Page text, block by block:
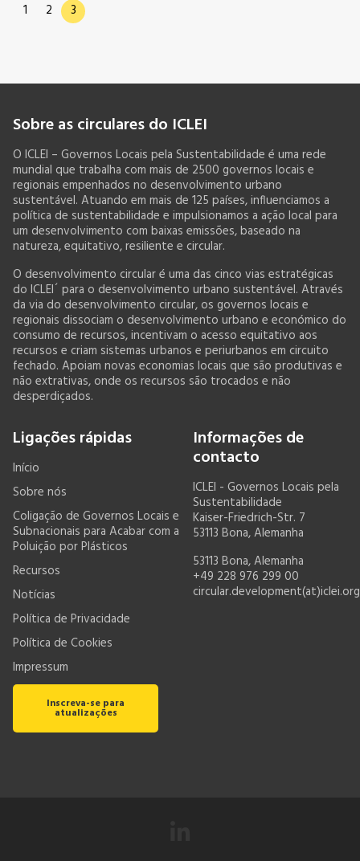
1 2 3
Sobre as circulares do ICLEI
O ICLEI – Governos Locais pela Sustentabilidade é uma rede
mundial que trabalha com mais de 2500 governos locais e
regionais empenhados no desenvolvimento urbano
sustentável. Atuando em mais de 125 países, influenciamos a
política de sustentabilidade e impulsionamos a ação local para
um desenvolvimento com baixas emissões, baseado na
natureza, equitativo, resiliente e circular.
O desenvolvimento circular é uma das cinco vias estratégicas
do ICLEI´ para o desenvolvimento urbano sustentável. Através
da via do desenvolvimento circular, os governos locais e
regionais dissociam o desenvolvimento urbano e económico do
consumo de recursos, incentivam o acesso equitativo aos
recursos e criam sistemas urbanos e periurbanos em circuito
fechado. Apoiam novas economias locais que são produtivas e
não extrativas, onde os recursos são trocados e não
desperdiçados.
Ligações rápidas
Início
Sobre nós
Coligação de Governos Locais e
Subnacionais para Acabar com a
Poluição por Plásticos
Recursos
Notícias
Política de Privacidade
Política de Cookies
Impressum
Inscreva-se para
atualizações
Informações de
contacto
ICLEI - Governos Locais pela
Sustentabilidade
Kaiser-Friedrich-Str. 7
53113 Bona, Alemanha
53113 Bona, Alemanha
+49 228 976 299 00
circular.development(at)iclei.org